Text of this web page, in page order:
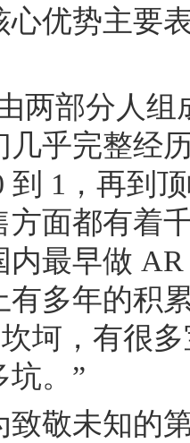
心优势主要
部分人组
几乎完整经
到 1，再到
方面都有着
内最早做
有多年的积
坷，有很
坑。”
未知的第